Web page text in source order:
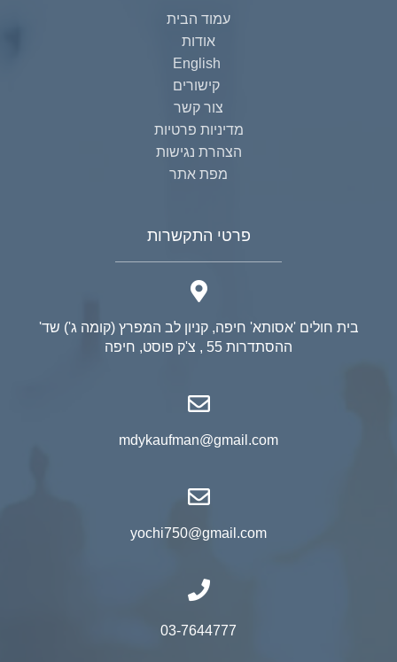
עמוד הבית
אודות
English
קישורים
צור קשר
מדיניות פרטיות
הצהרת נגישות
מפת אתר
פרטי התקשרות
בית חולים 'אסותא' חיפה, קניון לב המפרץ (קומה ג') שד'
ההסתדרות 55 , צ'ק פוסט, חיפה
mdykaufman@gmail.com
yochi750@gmail.com
03-7644777